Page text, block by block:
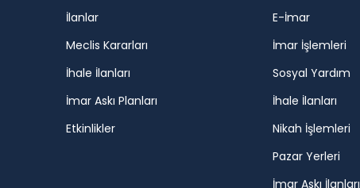
İlanlar
Meclis Kararları
İhale İlanları
İmar Askı Planları
Etkinlikler
E-İmar
İmar İşlemleri
Sosyal Yardım
İhale İlanları
Nikah İşlemleri
Pazar Yerleri
İmar Askı İlanları